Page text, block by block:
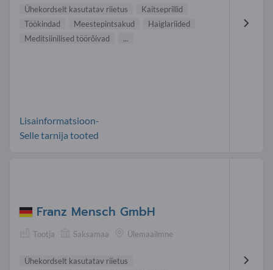
Ühekordselt kasutatav riietus
Kaitseprillid
Töökindad
Meestepintsakud
Haiglariided
Meditsiinilised töörõivad
...
Lisainformatsioon-
Selle tarnija tooted
Franz Mensch GmbH
Tootja Saksamaa Ülemaailmne
Ühekordselt kasutatav riietus